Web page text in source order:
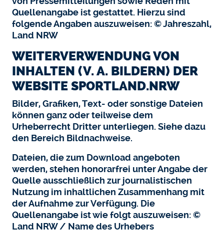
Quellenangabe ist gestattet. Hierzu sind
folgende Angaben auszuweisen: © Jahreszahl,
Land NRW
WEITERVERWENDUNG VON
INHALTEN (V. A. BILDERN) DER
WEBSITE SPORTLAND.NRW
Bilder, Grafiken, Text- oder sonstige Dateien
können ganz oder teilweise dem
Urheberrecht Dritter unterliegen. Siehe dazu
den Bereich Bildnachweise.
Dateien, die zum Download angeboten
werden, stehen honorarfrei unter Angabe der
Quelle ausschließlich zur journalistischen
Nutzung im inhaltlichen Zusammenhang mit
der Aufnahme zur Verfügung. Die
Quellenangabe ist wie folgt auszuweisen: ©
Land NRW / Name des Urhebers